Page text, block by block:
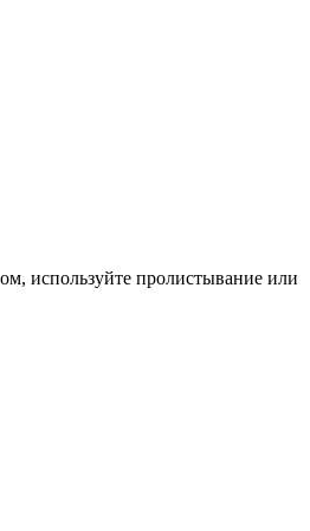
используйте пролистывание или